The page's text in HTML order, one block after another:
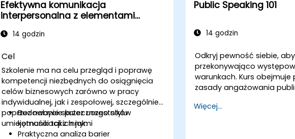
Efektywna komunikacja
interpersonalna z elementami
14 godzin
Cel
Szkolenie ma na celu przegląd i poprawę
kompetencji niezbędnych do osiągnięcia
celów biznesowych zarówno w pracy
indywidualnej, jak i zespołowej, szczególnie
poprzez nabycie przez uczestników
umiejętności takich jak:
Budowanie skutecznego stylu
komunikacji z innymi
Praktyczna analiza barier
Public Speaking 101
14 godzin
Odkryj pewność siebie, aby
przekonywająco
warunkach. Kurs
zasady angażowania
praktyczne ćwiczenia.
Więcej...